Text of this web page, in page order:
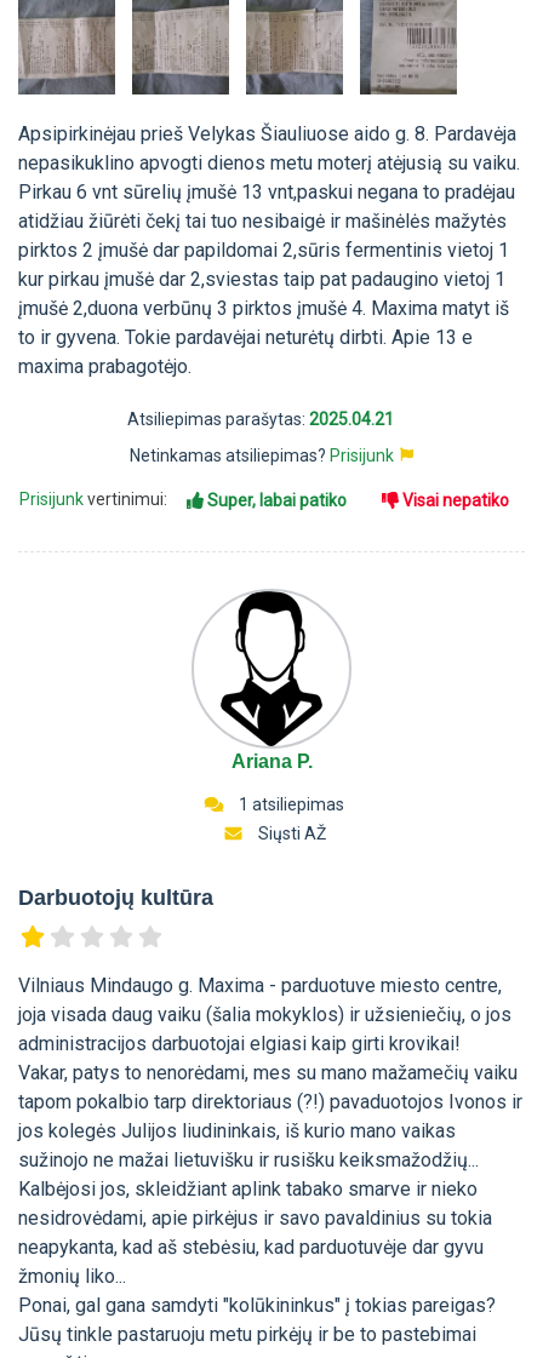
Apsipirkinėjau prieš Velykas Šiauliuose aido g. 8. Pardavėja
nepasikuklino apvogti dienos metu moterį atėjusią su vaiku.
Pirkau 6 vnt sūrelių įmušė 13 vnt,paskui negana to pradėjau
atidžiau žiūrėti čekį tai tuo nesibaigė ir mašinėlės mažytės
pirktos 2 įmušė dar papildomai 2,sūris fermentinis vietoj 1
kur pirkau įmušė dar 2,sviestas taip pat padaugino vietoj 1
įmušė 2,duona verbūnų 3 pirktos įmušė 4. Maxima matyt iš
to ir gyvena. Tokie pardavėjai neturėtų dirbti. Apie 13 e
maxima prabagotėjo.
Atsiliepimas parašytas: 2025.04.21
Netinkamas atsiliepimas? Prisijunk
Prisijunkvertinimui: Super, labai patiko Visai nepatiko
Ariana P.
1 atsiliepimas
Siųsti AŽ
Darbuotojų kultūra
Vilniaus Mindaugo g. Maxima - parduotuve miesto centre,
joja visada daug vaiku (šalia mokyklos) ir užsieniečių, o jos
administracijos darbuotojai elgiasi kaip girti krovikai!
Vakar, patys to nenorėdami, mes su mano mažamečių vaiku
tapom pokalbio tarp direktoriaus (?!) pavaduotojos Ivonos ir
jos kolegės Julijos liudininkais, iš kurio mano vaikas
sužinojo ne mažai lietuvišku ir rusišku keiksmažodžių...
Kalbėjosi jos, skleidžiant aplink tabako smarve ir nieko
nesidrovėdami, apie pirkėjus ir savo pavaldinius su tokia
neapykanta, kad aš stebėsiu, kad parduotuvėje dar gyvu
žmonių liko...
Ponai, gal gana samdyti "kolūkininkus" į tokias pareigas?
Jūsų tinkle pastaruoju metu pirkėjų ir be to pastebimai